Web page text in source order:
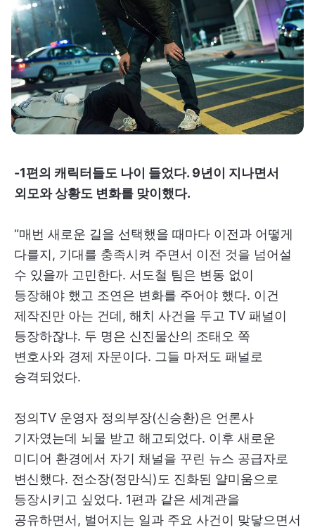
-1편의 캐릭터들도 나이 들었다. 9년이 지나면서
외모와 상황도 변화를 맞이했다.
“매번 새로운 길을 선택했을 때마다 이전과 어떻게
다를지, 기대를 충족시켜 주면서 이전 것을 넘어설
수 있을까 고민한다. 서도철 팀은 변동 없이
등장해야 했고 조연은 변화를 주어야 했다. 이건
제작진만 아는 건데, 해치 사건을 두고 TV 패널이
등장하잖냐. 두 명은 신진물산의 조태오 쪽
변호사와 경제 자문이다. 그들 마저도 패널로
승격되었다.
정의TV 운영자 정의부장(신승환)은 언론사
기자였는데 뇌물 받고 해고되었다. 이후 새로운
미디어 환경에서 자기 채널을 꾸린 뉴스 공급자로
변신했다. 전소장(정만식)도 진화된 얄미움으로
등장시키고 싶었다. 1편과 같은 세계관을
공유하면서, 벌어지는 일과 주요 사건이 맞닿으면서